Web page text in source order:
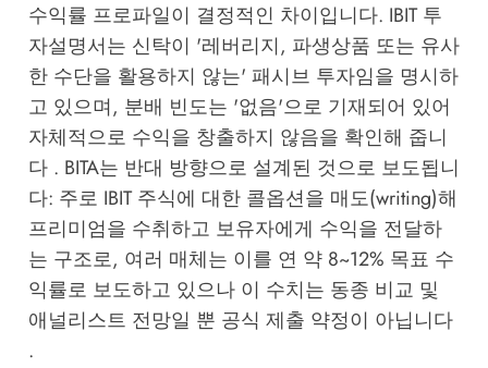
수익률 프로파일이 결정적인 차이입니다. IBIT 투
자설명서는 신탁이 '레버리지, 파생상품 또는 유사
한 수단을 활용하지 않는' 패시브 투자임을 명시하
고 있으며, 분배 빈도는 '없음'으로 기재되어 있어
자체적으로 수익을 창출하지 않음을 확인해 줍니
다 . BITA는 반대 방향으로 설계된 것으로 보도됩니
다: 주로 IBIT 주식에 대한 콜옵션을 매도(writing)해
프리미엄을 수취하고 보유자에게 수익을 전달하
는 구조로, 여러 매체는 이를 연 약 8~12% 목표 수
익률로 보도하고 있으나 이 수치는 동종 비교 및
애널리스트 전망일 뿐 공식 제출 약정이 아닙니다
.